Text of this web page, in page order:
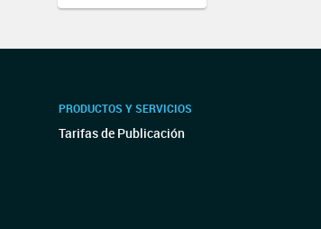
PRODUCTOS Y SERVICIOS
Tarifas de Publicación